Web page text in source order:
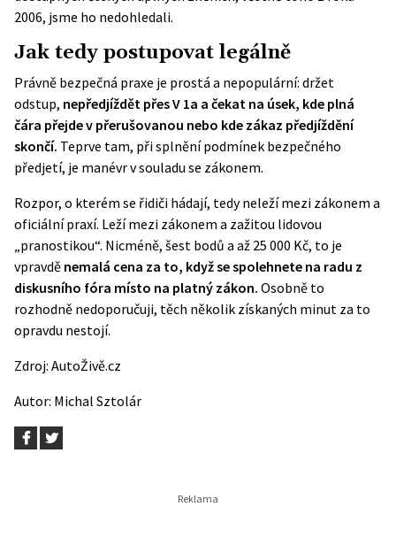
2006, jsme ho nedohledali.
Jak tedy postupovat legálně
Právně bezpečná praxe je prostá a nepopulární: držet
odstup, nepředjíždět přes V 1a a čekat na úsek, kde plná
čára přejde v přerušovanou nebo kde zákaz předjíždění
skončí. Teprve tam, při splnění podmínek bezpečného
předjetí, je manévr v souladu se zákonem.
Rozpor, o kterém se řidiči hádají, tedy neleží mezi zákonem a
oficiální praxí. Leží mezi zákonem a zažitou lidovou
„pranostikou“. Nicméně, šest bodů a až 25 000 Kč, to je
vpravdě nemalá cena za to, když se spolehnete na radu z
diskusního fóra místo na platný zákon. Osobně to
rozhodně nedoporučuji, těch několik získaných minut za to
opravdu nestojí.
Zdroj: AutoŽivě.cz
Autor: Michal Sztolár